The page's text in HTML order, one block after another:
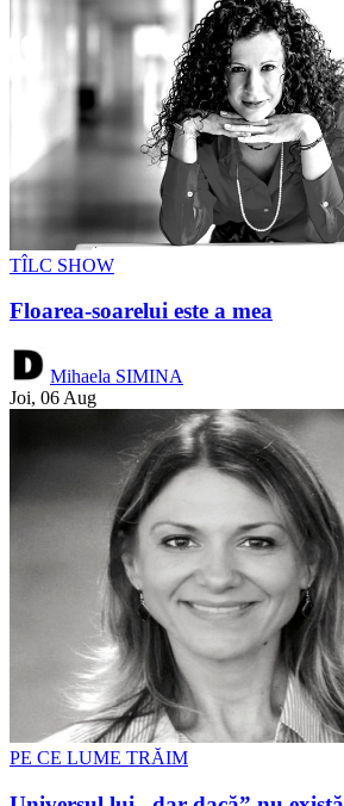
TÎLC SHOW
Floarea-soarelui este a mea
Mihaela SIMINA
Joi, 06 Aug
PE CE LUME TRĂIM